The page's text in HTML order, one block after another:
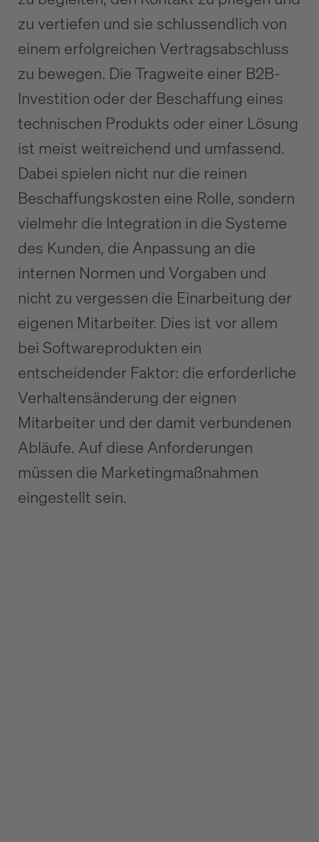
zu vertiefen und sie schlussendlich von
einem erfolgreichen Vertragsabschluss
zu bewegen. Die Tragweite einer B2B-
Investition oder der Beschaffung eines
technischen Produkts oder einer Lösung
ist meist weitreichend und umfassend.
Dabei spielen nicht nur die reinen
Beschaffungskosten eine Rolle, sondern
vielmehr die Integration in die Systeme
des Kunden, die Anpassung an die
internen Normen und Vorgaben und
nicht zu vergessen die Einarbeitung der
eigenen Mitarbeiter. Dies ist vor allem
bei Softwareprodukten ein
entscheidender Faktor: die erforderliche
Verhaltensänderung der eignen
Mitarbeiter und der damit verbundenen
Abläufe. Auf diese Anforderungen
müssen die Marketingmaßnahmen
eingestellt sein.